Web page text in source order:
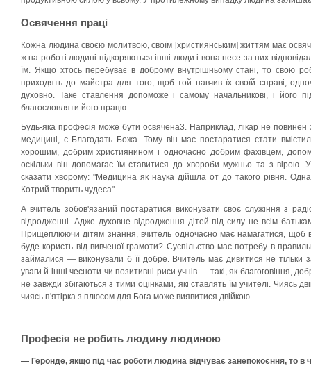
Освячення праці
Кожна людина своєю молитвою, своїм [християнським] життям має
ж на роботі людині підкоряються інші люди і вона несе за них
їм. Якщо хтось перебуває в доброму внутрішньому стані, то свою
приходять до майстра для того, щоб той навчив їх своїй справі,
духовно. Таке ставлення допоможе і самому начальникові, і його
благословляти його працю.
Будь-яка професія може бути освячена3. Наприклад, лікар не
медицині, є Благодать Божа. Тому він має постаратися стати
хорошим, добрим християнином і одночасно добрим фахівцем,
оскільки він допомагає їм ставитися до хвороби мужньо та з вірою.
сказати хворому: "Медицина як наука дійшла от до такого рівня.
Котрий творить чудеса".
А вчитель зобов'язаний постаратися виконувати своє служіння з
відродженні. Адже духовне відродження дітей під силу не всім
Прищеплюючи дітям знання, вчитель одночасно має намагатися, щоб
буде користь від вивченої грамоти? Суспільство має потребу в
займалися — виконували б її добре. Вчитель має дивитися не
уваги й інші чесноти чи позитивні риси учнів — такі, як благоговіння,
не завжди збігаються з тими оцінками, які ставлять їм учителі. Чиясь
чиясь п'ятірка з плюсом для Бога може виявитися двійкою.
Професія не робить людину людиною
— Геронде, якщо під час роботи людина відчуває занепокоєння, то в